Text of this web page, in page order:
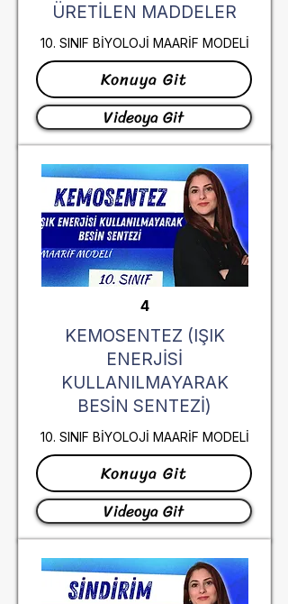
ÜRETİLEN MADDELER
10. SINIF BİYOLOJİ MAARİF MODELİ
Konuya Git
Videoya Git
4
KEMOSENTEZ (IŞIK
ENERJİSİ
KULLANILMAYARAK
BESİN SENTEZİ)
10. SINIF BİYOLOJİ MAARİF MODELİ
Konuya Git
Videoya Git